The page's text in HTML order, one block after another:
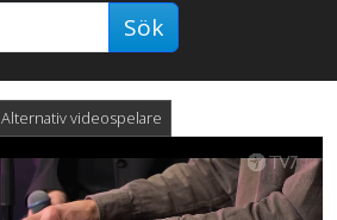
Sök
Alternativ videospelare